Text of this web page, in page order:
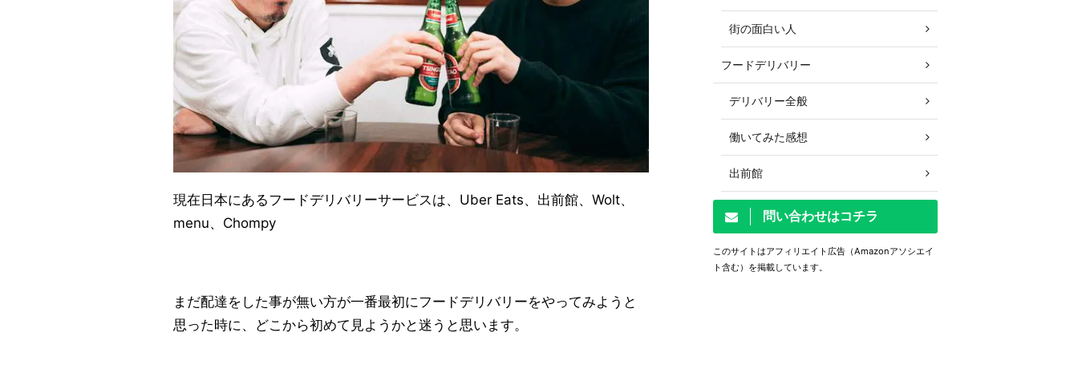
現在日本にあるフードデリバリーサービスは、Uber Eats、出前館、Wolt、
menu、Chompy
まだ配達をした事が無い方が一番最初にフードデリバリーをやってみようと
思った時に、どこから初めて見ようかと迷うと思います。
街の面白い人
フードデリバリー
デリバリー全般
働いてみた感想
出前館
問い合わせはコチラ
このサイトはアフィリエイト広告（Amazonアソシエイ
ト含む）を掲載しています。